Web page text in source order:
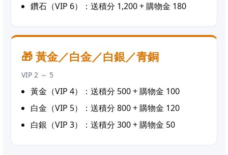
鑽石（VIP 6）：送積分 1,200 + 購物金 180
🎁 黃金／白金／白銀／青銅
VIP 2 ～ 5
黃金（VIP 4）：送積分 500 + 購物金 100
白金（VIP 5）：送積分 800 + 購物金 120
白銀（VIP 3）：送積分 300 + 購物金 50